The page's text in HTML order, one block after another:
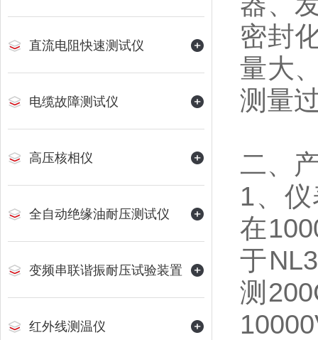
直流电阻快速测试仪
电缆故障测试仪
高压核相仪
全自动绝缘油耐压测试仪
变频串联谐振耐压试验装置
红外线测温仪
密封
量大
测量
二、
1、
在
于
测